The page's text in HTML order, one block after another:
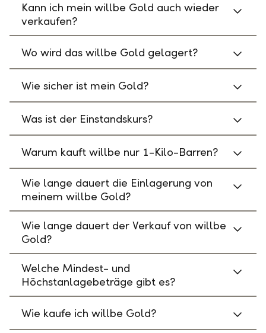
Kann ich mein willbe Gold auch wieder
verkaufen?
Wo wird das willbe Gold gelagert?
Wie sicher ist mein Gold?
Was ist der Einstandskurs?
Warum kauft willbe nur 1-Kilo-Barren?
Wie lange dauert die Einlagerung von
meinem willbe Gold?
Wie lange dauert der Verkauf von willbe
Gold?
Welche Mindest- und
Höchstanlagebeträge gibt es?
Wie kaufe ich willbe Gold?